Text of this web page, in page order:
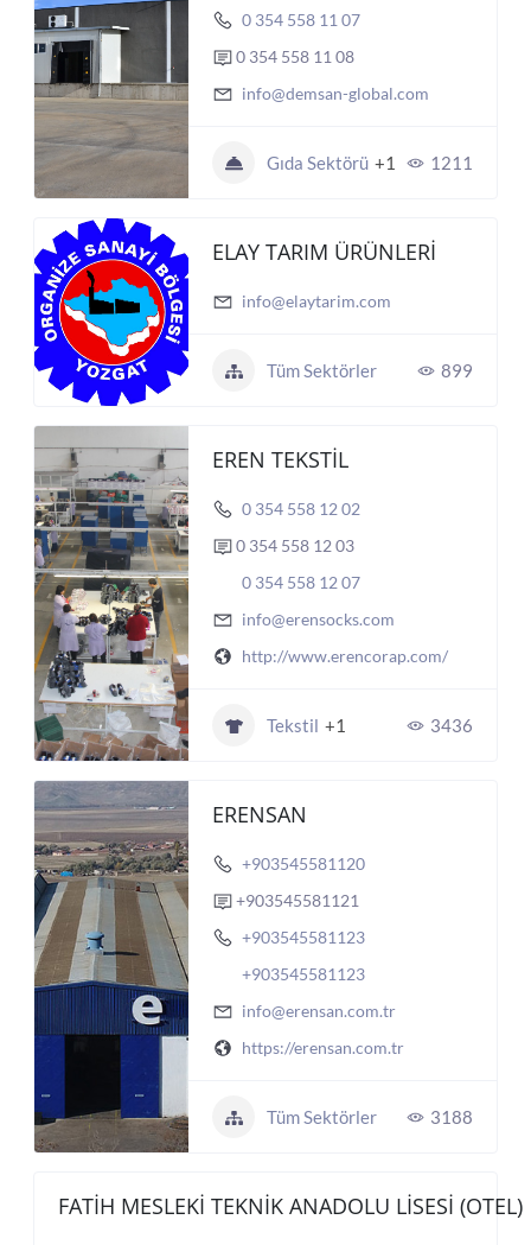
0 354 558 11 07
0 354 558 11 08
info@demsan-global.com
Gıda Sektörü +1 1211
ELAY TARIM ÜRÜNLERİ
info@elaytarim.com
Tüm Sektörler 899
EREN TEKSTİL
0 354 558 12 02
0 354 558 12 03
0 354 558 12 07
info@erensocks.com
http://www.erencorap.com/
Tekstil +1 3436
ERENSAN
+903545581120
+903545581121
+903545581123
+903545581123
info@erensan.com.tr
https://erensan.com.tr
Tüm Sektörler 3188
FATİH MESLEKİ TEKNİK ANADOLU LİSESİ (OTEL)